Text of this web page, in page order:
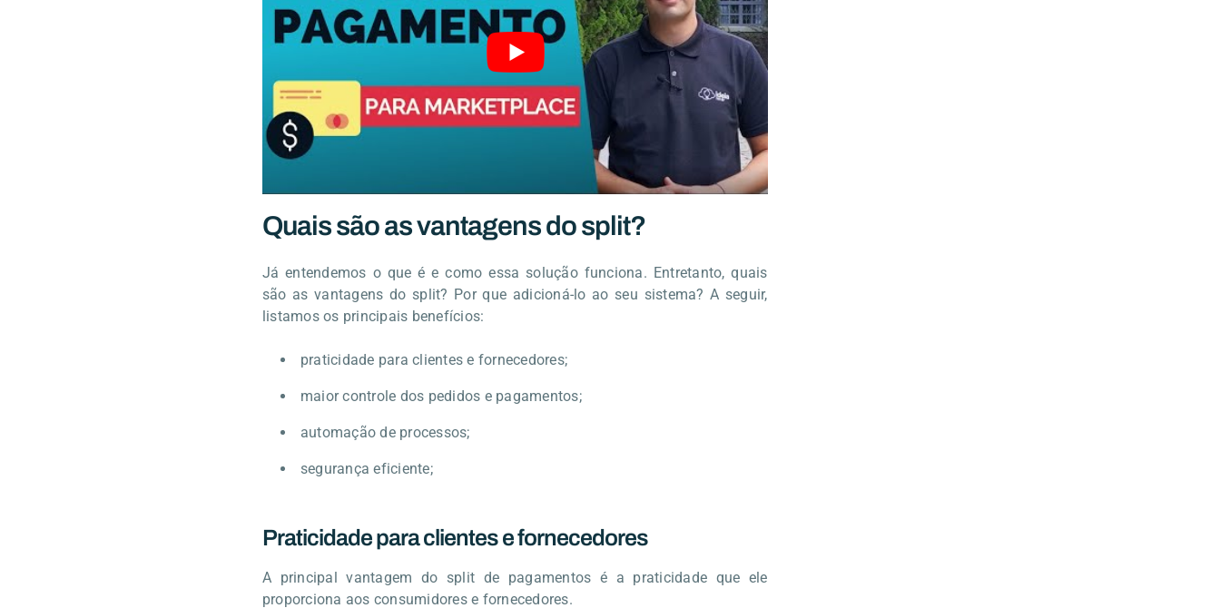
Quais são as vantagens do split?
Já entendemos o que é e como essa solução funciona. Entretanto, quais
são as vantagens do split? Por que adicioná-lo ao seu sistema? A seguir,
listamos os principais benefícios:
praticidade para clientes e fornecedores;
maior controle dos pedidos e pagamentos;
automação de processos;
segurança eficiente;
Praticidade para clientes e fornecedores
A principal vantagem do split de pagamentos é a praticidade que ele
proporciona aos consumidores e fornecedores.